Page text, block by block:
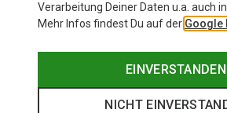
Verarbeitung Deiner Daten u.a. auch in
Mehr Infos findest Du auf der Google
EINVERSTANDEN
NICHT